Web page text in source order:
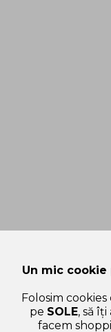
Un mic
Folosim
pe SOLE, să
facem